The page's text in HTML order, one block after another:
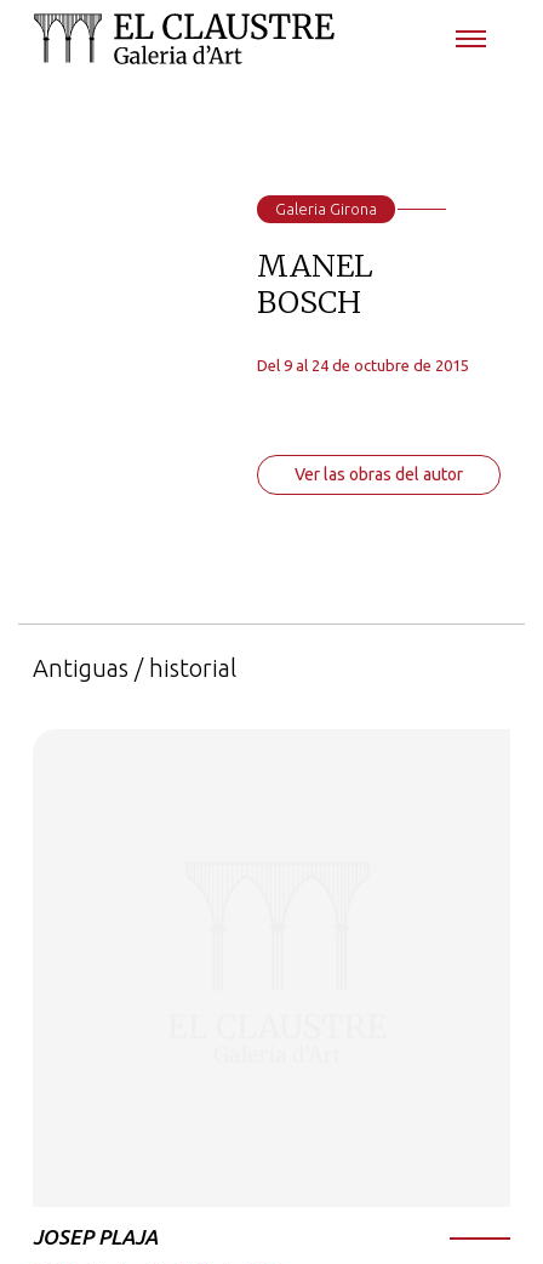
Galeria Girona
MANEL
BOSCH
Del 9 al 24 de octubre de 2015
Ver las obras del autor
Antiguas / historial
JOSEP PLAJA